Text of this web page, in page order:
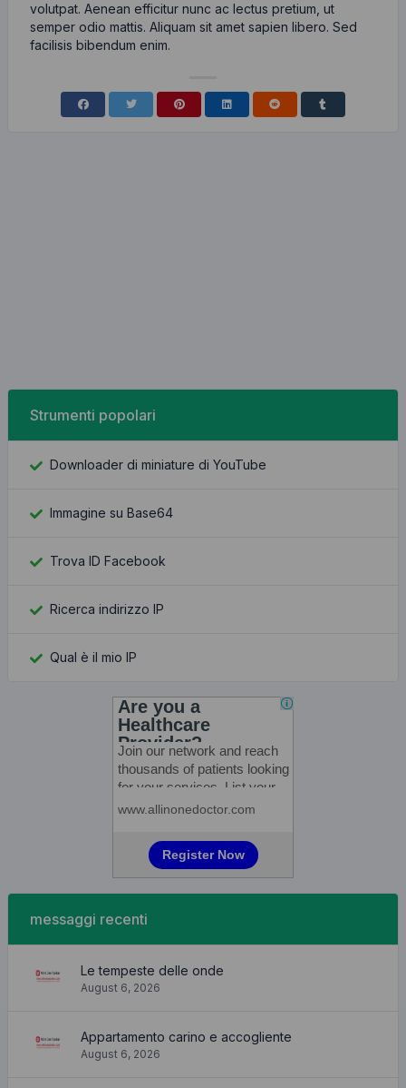
volutpat. Aenean efficitur nunc ac lectus pretium, ut
semper odio mattis. Aliquam sit amet sapien libero. Sed
facilisis bibendum enim.
Strumenti popolari
Downloader di miniature di YouTube
Immagine su Base64
Trova ID Facebook
Ricerca indirizzo IP
Qual è il mio IP
messaggi recenti
Le tempeste delle onde
August 6, 2026
Appartamento carino e accogliente
August 6, 2026